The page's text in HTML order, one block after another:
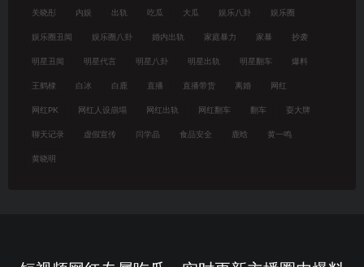
关晓彤 内娱 出轨 吃瓜 大瓜 娱乐八卦 娱乐圈
娱乐圈丑闻 娱乐圈八卦 婚内出轨 家庭暴力 家暴 抄袭
明星丑闻 明星代言 明星八卦 明星出轨 明星翻车 爆料
王鹤棣 白冰 白鹿 直播 直播带货 离婚 网红
网红PK 网红人设崩塌 网红出轨 网红翻车 翻车 耍大牌
聊天记录 虚假宣传 闫学晶 食品安全 鹿晗 黄一鸣
黄晓明